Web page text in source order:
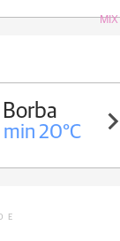
MIX
min 20°C